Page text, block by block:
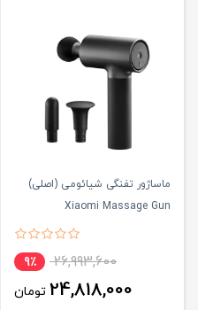
ماساژور تفنگی شیائومی (اصلی)
Xiaomi Massage Gun
26,993,600 9٪
24,818,000 تومان